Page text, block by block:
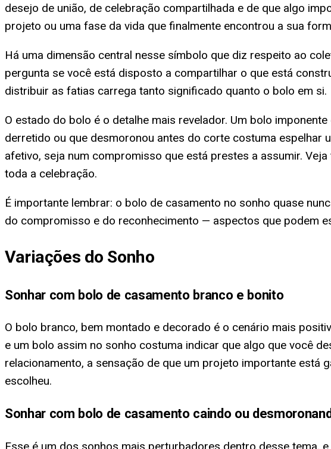
desejo de união, de celebração compartilhada e de que algo
projeto ou uma fase da vida que finalmente encontrou a sua
Há uma dimensão central nesse símbolo que diz respeito ao
pergunta se você está disposto a compartilhar o que está
distribuir as fatias carrega tanto significado quanto o bolo em si.
O estado do bolo é o detalhe mais revelador. Um bolo
derretido ou que desmoronou antes do corte costuma espelhar
afetivo, seja num compromisso que está prestes a assumir. Veja
toda a celebração.
É importante lembrar: o bolo de casamento no sonho quase
do compromisso e do reconhecimento — aspectos que podem
Variações do Sonho
Sonhar com bolo de casamento branco e bonito
O bolo branco, bem montado e decorado é o cenário mais
e um bolo assim no sonho costuma indicar que algo que você
relacionamento, a sensação de que um projeto importante
escolheu.
Sonhar com bolo de casamento caindo ou
Esse é um dos sonhos mais perturbadores dentro desse tema,